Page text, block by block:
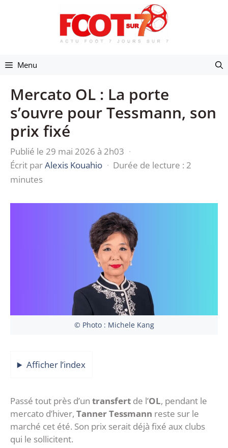
Menu
Mercato OL : La porte
s’ouvre pour Tessmann, son
prix fixé
Publié le 29 mai 2026 à 2h03 ·
Écrit parAlexis Kouahio · Durée de lecture : 2
minutes
© Photo : Michele Kang
Afficher l’index
Passé tout près d’un transfert de l’OL, pendant le
mercato d’hiver, Tanner Tessmann reste sur le
marché cet été. Son prix serait déjà fixé aux clubs
qui le sollicitent.